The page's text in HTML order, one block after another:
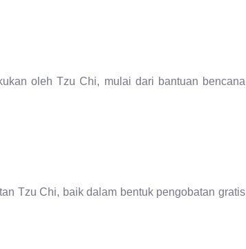
oleh Tzu Chi, mulai dari bantuan bencana
Tzu Chi, baik dalam bentuk pengobatan gratis